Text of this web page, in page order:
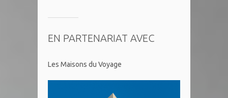
EN PARTENARIAT AVEC
Les Maisons du Voyage